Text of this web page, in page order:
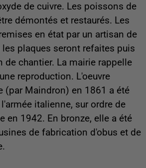
de cuivre. Les poissons de
démontés et restaurés. Les
en état par un artisan de
les plaques seront refaites puis
de chantier. La mairie rappelle
reproduction. L'oeuvre
(par Maindron) en 1861 a été
italienne, sur ordre de
en 1942. En bronze, elle a été
de fabrication d'obus et de